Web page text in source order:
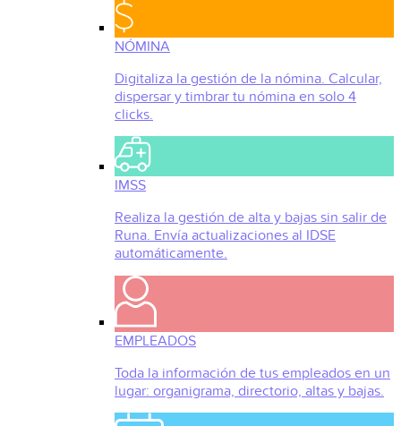
NÓMINA
Digitaliza la gestión de la nómina. Calcular,
dispersar y timbrar tu nómina en solo 4
clicks.
IMSS
Realiza la gestión de alta y bajas sin salir de
Runa. Envía actualizaciones al IDSE
automáticamente.
EMPLEADOS
Toda la información de tus empleados en un
lugar: organigrama, directorio, altas y bajas.